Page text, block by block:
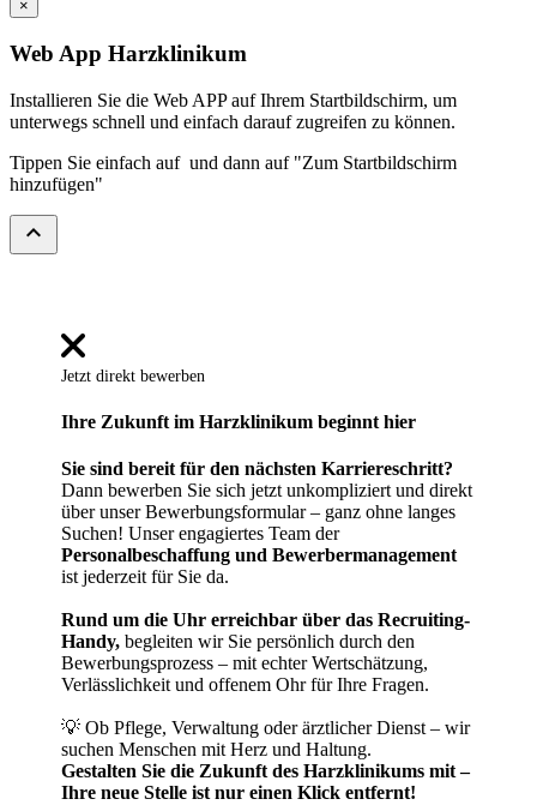
×
Web App Harzklinikum
Installieren Sie die Web APP auf Ihrem Startbildschirm, um
unterwegs schnell und einfach darauf zugreifen zu können.
Tippen Sie einfach auf und dann auf "Zum Startbildschirm
hinzufügen"
expand_less
Jetzt direkt bewerben
Ihre Zukunft im Harzklinikum beginnt hier
Sie sind bereit für den nächsten Karriereschritt?
Dann bewerben Sie sich jetzt unkompliziert und direkt
über unser Bewerbungsformular – ganz ohne langes
Suchen! Unser engagiertes Team der
Personalbeschaffung und Bewerbermanagement
ist jederzeit für Sie da.
Rund um die Uhr erreichbar über das Recruiting-
Handy, begleiten wir Sie persönlich durch den
Bewerbungsprozess – mit echter Wertschätzung,
Verlässlichkeit und offenem Ohr für Ihre Fragen.
💡 Ob Pflege, Verwaltung oder ärztlicher Dienst – wir
suchen Menschen mit Herz und Haltung.
Gestalten Sie die Zukunft des Harzklinikums mit –
Ihre neue Stelle ist nur einen Klick entfernt!